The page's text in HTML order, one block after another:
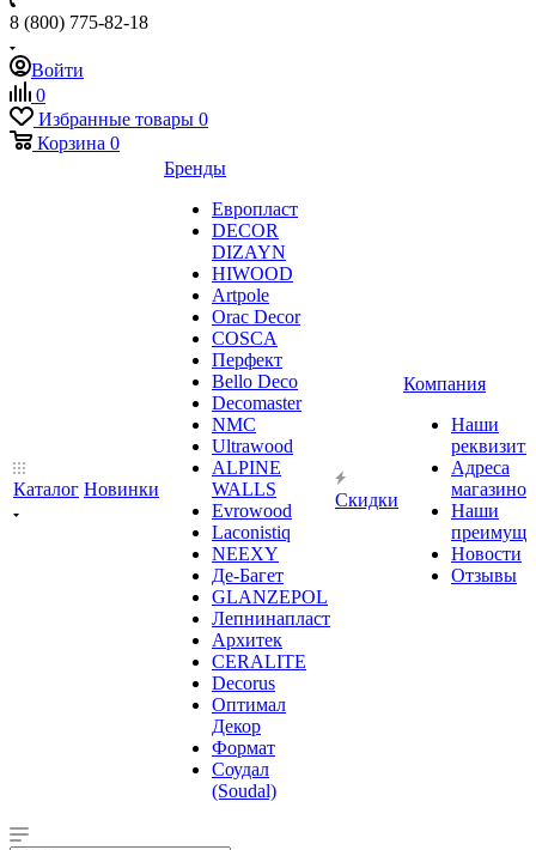
8 (800) 775-82-18
Войти
0
Избранные товары 0
Корзина 0
Каталог Новинки
Бренды
Европласт
DECOR
DIZAYN
HIWOOD
Artpole
Orac Decor
COSCA
Перфект
Bello Deco
Decomaster
NMС
Ultrawood
ALPINE
WALLS
Evrowood
Laconistiq
NEEXY
Де-Багет
GLANZEPOL
Лепнинапласт
Архитек
CERALITE
Decorus
Оптимал
Декор
Формат
Соудал
(Soudal)
Скидки
Компания
Наши
Адреса
магазинов
Наши
Новости
Отзывы